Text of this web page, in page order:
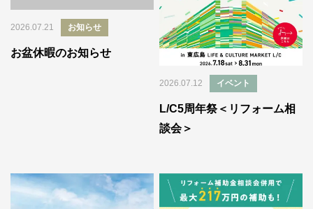
2026.07.21 お知らせ
お盆休暇のお知らせ
2026.07.12 イベント
L/C5周年祭＜リフォーム相
談会＞